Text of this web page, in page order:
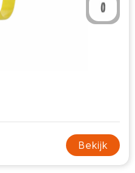
Bekijk